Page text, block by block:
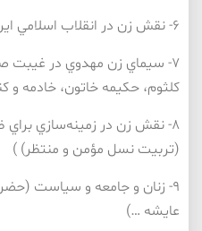
۶- نقش زن در انقلاب اسلامي ايران و جنگ تحميلي
۷- سيماي زن مهدوي در غيبت
كلثوم، حكيمه خاتون، خادمه و
۸- نقش زن در زمينه‌سازي براي
(تربيت نسل مؤمن و منتظر) )
۹- زنان و جامعه و سياست
عايشه …)